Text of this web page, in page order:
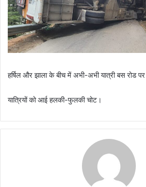
हर्षिल और झाला के बीच में अभी-अभी यात्री बस रोड पर
यात्रियों को आई हलकी-फुलकी चोट।